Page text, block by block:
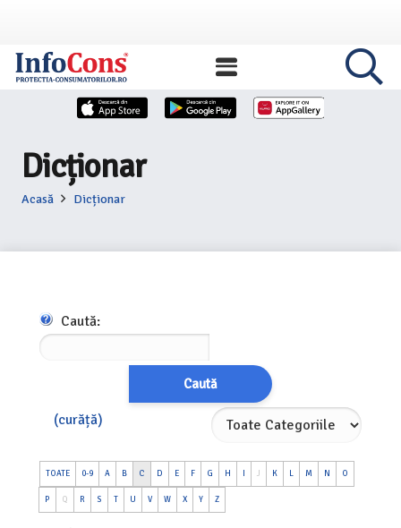
Dicționar
Acasă Dicționar
Caută:
Caută
(curăță)
TOATE 0-9 A B C D E F G H I J K L M N O
P Q R S T U V W X Y Z